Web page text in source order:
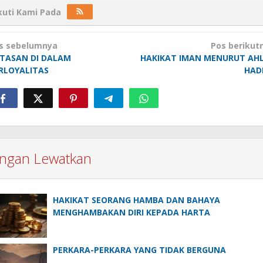
Kami Pada
sebelumnya
DI DALAM
Pos
HAKIKAT IMAN MENURUT
Lewatkan
HAKIKAT SEORANG HAMBA DAN BAHAYA
MENGHAMBAKAN DIRI KEPADA HARTA
PERKARA-PERKARA YANG TIDAK BERGUNA